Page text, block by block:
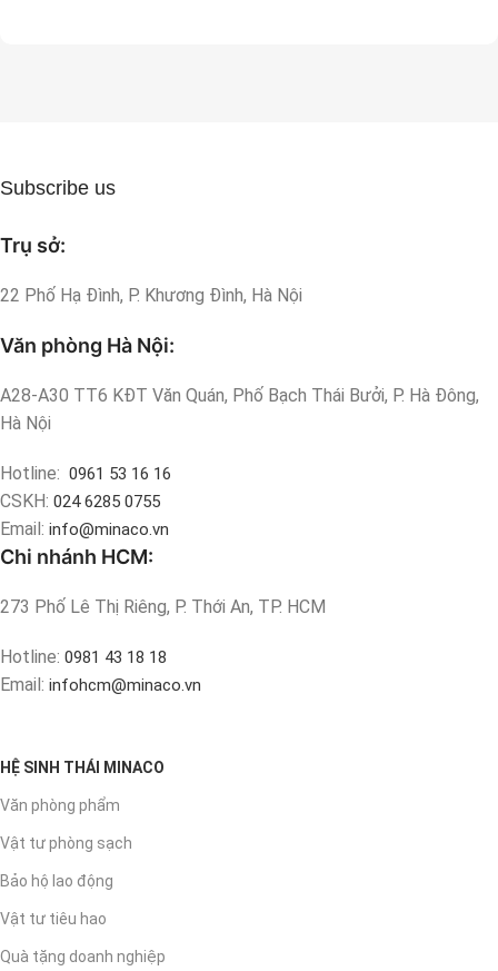
Subscribe us
Trụ sở:
22 Phố Hạ Đình, P. Khương Đình, Hà Nội
Văn phòng Hà Nội:
A28-A30 TT6 KĐT Văn Quán, Phố Bạch Thái Bưởi, P. Hà Đông,
Hà Nội
Hotline: 0961 53 16 16
CSKH: 024 6285 0755
Email: info@minaco.vn
Chi nhánh HCM:
273 Phố Lê Thị Riêng, P. Thới An, TP. HCM
Hotline: 0981 43 18 18
Email: infohcm@minaco.vn
HỆ SINH THÁI MINACO
Văn phòng phẩm
Vật tư phòng sạch
Bảo hộ lao động
Vật tư tiêu hao
Quà tặng doanh nghiệp